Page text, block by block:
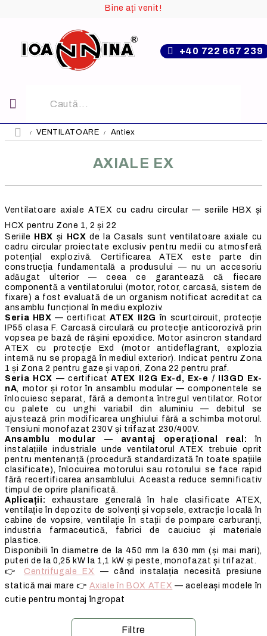
Bine ați venit!
+40 722 667 239
VENTILATOARE Antiex
AXIALE EX
Ventilatoare axiale ATEX cu cadru circular — seriile HBX și
HCX pentru Zone 1, 2 și 22
Seriile
HBX și HCX de la Casals sunt ventilatoare axiale cu
cadru circular proiectate exclusiv pentru medii cu atmosferă
potențial explozivă. Certificarea ATEX este parte din
construcția fundamentală a produsului — nu un accesoriu
adăugat ulterior — ceea ce garantează că fiecare
componentă a ventilatorului (motor, rotor, carcasă, sistem de
fixare) a fost evaluată de un organism notificat acreditat ca
ansamblu funcțional în mediu exploziv.
Seria HBX — certificatATEX II2G în scurtcircuit, protecție
IP55 clasa F. Carcasă circulară cu protecție anticorozivă prin
vopsea pe bază de rășini epoxidice. Motor asincron standard
ATEX cu protecție Exd (motor antideflagrant, explozia
internă nu se propagă în mediul exterior). Indicat pentru Zona
1 și Zona 2 pentru gaze și vapori, Zona 22 pentru praf.
Seria HCX — certificatATEX II2G Ex-d, Ex-e / II3GD Ex-
nA, motor și rotor în ansamblu modular — componentele se
înlocuiesc separat, fără a demonta întregul ventilator. Rotor
cu palete cu unghi variabil din aluminiu — debitul se
ajustează prin modificarea unghiului fără a schimba motorul.
Tensiuni monofazat 230V și trifazat 230/400V.
Ansamblu modular — avantaj operațional real: în
instalațiile industriale unde ventilatorul ATEX trebuie oprit
pentru mentenanță (procedură standardizată în toate spațiile
clasificate), înlocuirea motorului sau rotorului se face rapid
fără recertificarea ansamblului. Aceasta reduce semnificativ
timpul de oprire planificată.
Aplicații: exhaustare generală în hale clasificate ATEX,
ventilație în depozite de solvenți și vopsele, extracție locală în
cabine de vopsire, ventilație în stații de pompare carburanți,
industria farmaceutică, fabrici de cauciuc și materiale
plastice.
Disponibili în diametre de la 450 mm la 630 mm (și mai mari),
puteri de la 0,25 kW la 1,1 kW și peste, monofazat și trifazat.
👉 Centrifugale EX
— când instalația necesită presiune
statică mai mare 👉 Axiale în BOX ATEX — aceleași modele în
cutie pentru montaj îngropat
Filtre